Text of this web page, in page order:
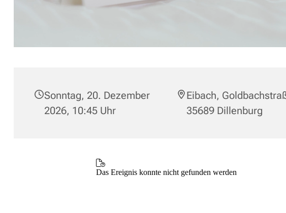
Sonntag, 20. Dezember
2026, 10:45 Uhr
Eibach,
35689 Dillenburg